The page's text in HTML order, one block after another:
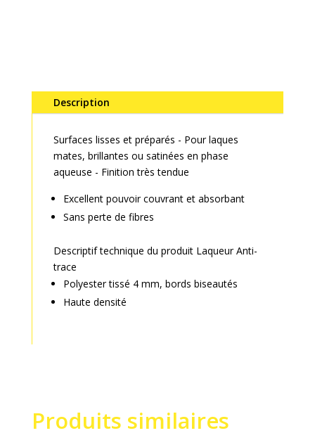
Description
Surfaces lisses et préparés - Pour laques
mates, brillantes ou satinées en phase
aqueuse - Finition très tendue
Excellent pouvoir couvrant et absorbant
Sans perte de fibres
Descriptif technique du produit Laqueur Anti-
trace
Polyester tissé 4 mm, bords biseautés
Haute densité
Produits similaires